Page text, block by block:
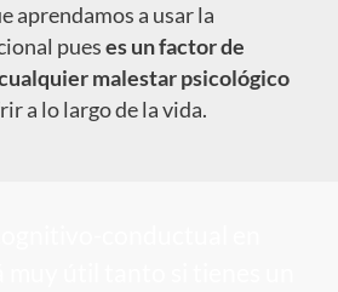
aprendamos a usar la
pueses un factor de
malestar psicológico
a lo largo de la vida.